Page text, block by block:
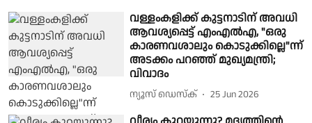
വള്ളംകളിക്ക് കുട്ടനാടിന് അവധി
ആവശ്യപ്പെട്ട് എംഎൽഎ, "ഒരു
കാരണവശാലും കൊടുക്കില്ലെ"ന്ന്
അടക്കം പറഞ്ഞ് മുഖ്യമന്ത്രി;
വിവാദം
ന്യൂസ് ഡെസ്ക് 25 Jun 2026